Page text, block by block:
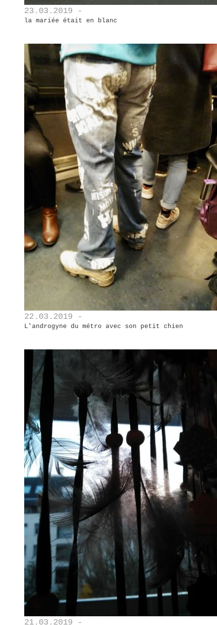
23.03.2019 -
la mariée était en blanc
22.03.2019 -
L'androgyne du métro avec son petit chien
21.03.2019 -